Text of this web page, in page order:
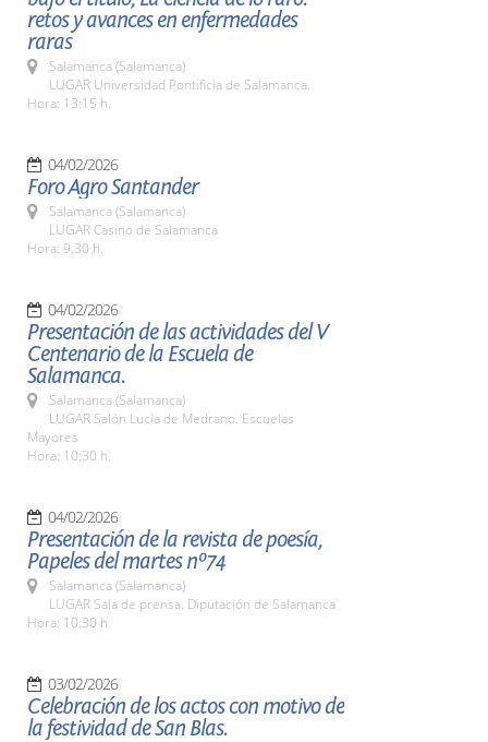
retos y avances en enfermedades
raras
Salamanca (Salamanca)
LUGAR Universidad Pontificia de Salamanca.
Hora: 13:15 h.
04/02/2026
Foro Agro Santander
Salamanca (Salamanca)
LUGAR Casino de Salamanca
Hora: 9,30 h.
04/02/2026
Presentación de las actividades del V
Centenario de la Escuela de
Salamanca.
Salamanca (Salamanca)
LUGAR Salón Lucía de Medrano. Escuelas
Mayores
Hora: 10:30 h.
04/02/2026
Presentación de la revista de poesía,
Papeles del martes nº74
Salamanca (Salamanca)
LUGAR Sala de prensa. Diputación de Salamanca
Hora: 10:30 h
03/02/2026
Celebración de los actos con motivo de
la festividad de San Blas.